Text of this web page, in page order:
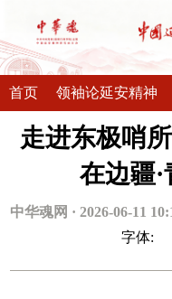
首页 领袖论延安精神
走进东极哨
在边疆
中华魂网 · 2026-06-11
字体: